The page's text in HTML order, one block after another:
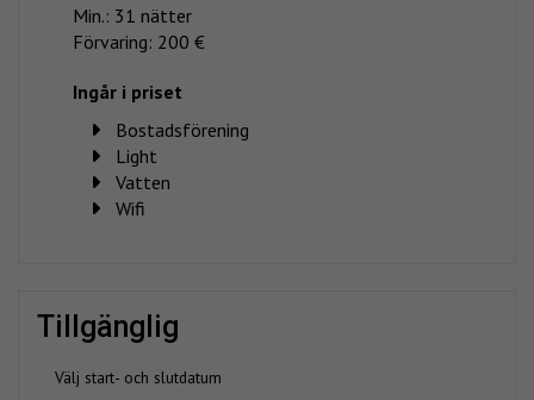
Min.: 31 nätter
Förvaring: 200 €
Ingår i priset
Bostadsförening
Light
Vatten
Wifi
tillgänglig
Välj start- och slutdatum